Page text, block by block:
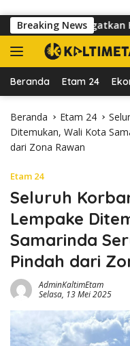
Breaking News
Diingatkan
Beranda Etam 24
Beranda Etam 24
Ditemukan, Wali Kota
dari Zona Rawan
Etam 24
Seluruh
Lempake
Samarinda
Pindah dari
AdminKaltimEtam
Selasa, 13 Mei 2025